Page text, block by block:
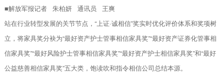
■解放军报记者 朱柏妍 通讯员 王爽
站在行业转型发展的关节节点，“上证·诚相信”奖实时优化评价体系和奖项树
立，将家具奖分袂为“最好资产护士管事相信家具奖”“最好资产证券化管事相
信家具奖”“最好风险护士管事相信家具奖”“最好资产护士相信家具奖”和“最好
公益慈善相信家具奖”五大类，饱读吹和指令相信公司总结本源。